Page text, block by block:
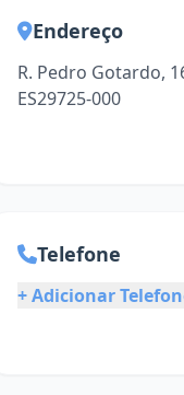
Endereço
R. Pedro Gotardo,
ES29725-000
Telefone
+ Adicionar